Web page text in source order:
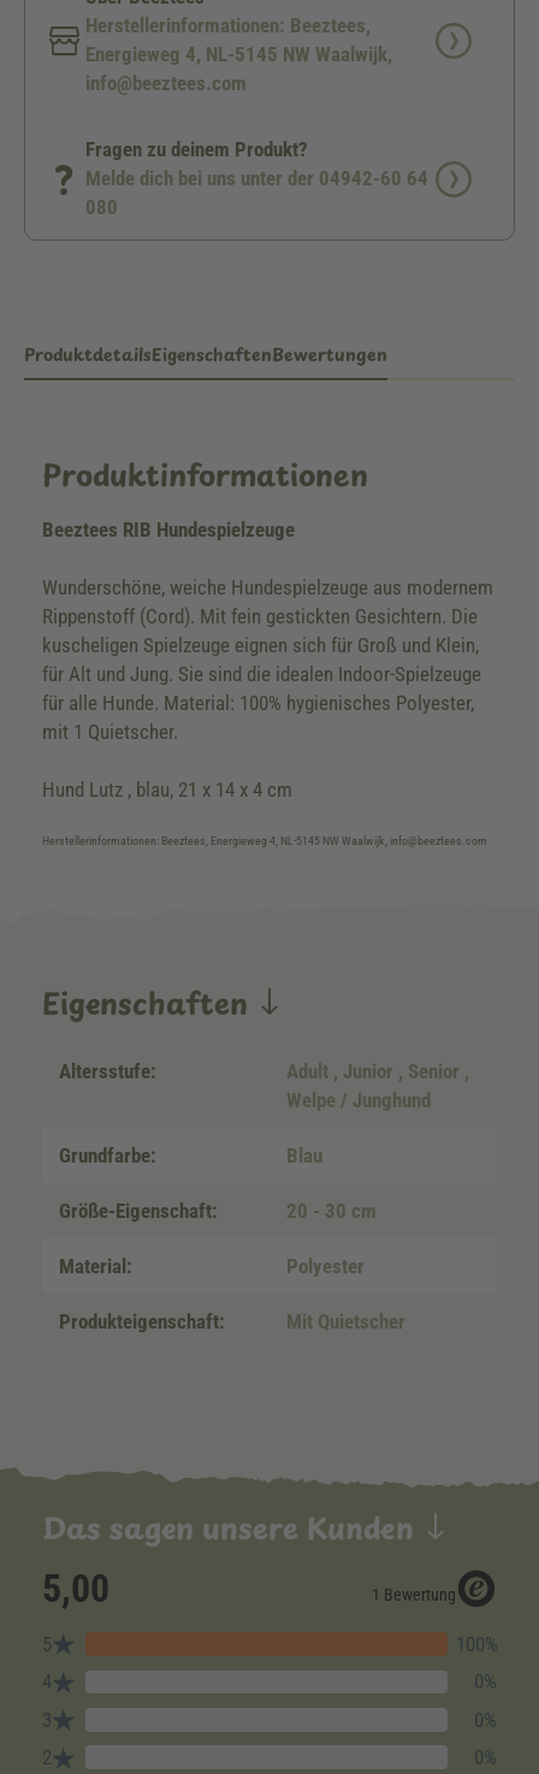
Herstellerinformationen: Beeztees,
Energieweg 4, NL-5145 NW Waalwijk,
info@beeztees.com
Fragen zu deinem Produkt?
Melde dich bei uns unter der 04942-60 64
080
ProduktdetailsEigenschaftenBewertungen
Produktinformationen
Beeztees RIB Hundespielzeuge
Wunderschöne, weiche Hundespielzeuge aus modernem
Rippenstoff (Cord). Mit fein gestickten Gesichtern. Die
kuscheligen Spielzeuge eignen sich für Groß und Klein,
für Alt und Jung. Sie sind die idealen Indoor-Spielzeuge
für alle Hunde. Material: 100% hygienisches Polyester,
mit 1 Quietscher.
Hund Lutz , blau, 21 x 14 x 4 cm
Herstellerinformationen: Beeztees, Energieweg 4, NL-5145 NW Waalwijk, info@beeztees.com
Eigenschaften
Altersstufe: Adult , Junior , Senior ,
Welpe / Junghund
Grundfarbe: Blau
Größe-Eigenschaft: 20 - 30 cm
Material: Polyester
Produkteigenschaft: Mit Quietscher
Das sagen unsere Kunden